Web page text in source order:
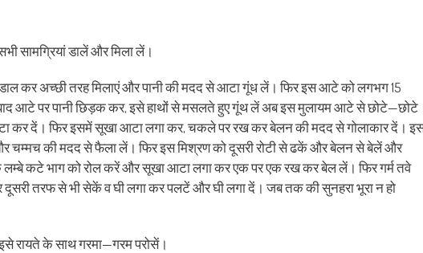
सामग्रियां डालें और मिला लें।
कर अच्छी तरह मिलाएं और पानी की मदद से आटा गूंध लें। फिर इस आटे को लगभग 15
आटे पर पानी छिड़क कर, इसे हाथों से मसलते हुए गूंथ लें अब इस मुलायम आटे से छोटे—छोटे
कर दें। फिर इसमें सूखा आटा लगा कर, चकले पर रख कर बेलन की मदद से गोलाकार दें।
और चम्मच की मदद से फैला लें। फिर इस मिश्रण को दूसरी रोटी से ढकें और बेलन से बेलें और
कटे भाग को रोल करें और सूखा आटा लगा कर एक पर एक रख कर बेल लें। फिर गर्म तवे
तरफ से भी सेकें व घी लगा कर पलटें और घी लगा दें। जब तक की सुनहरा भूरा न हो
रायते के साथ गरमा—गरम परोसें।